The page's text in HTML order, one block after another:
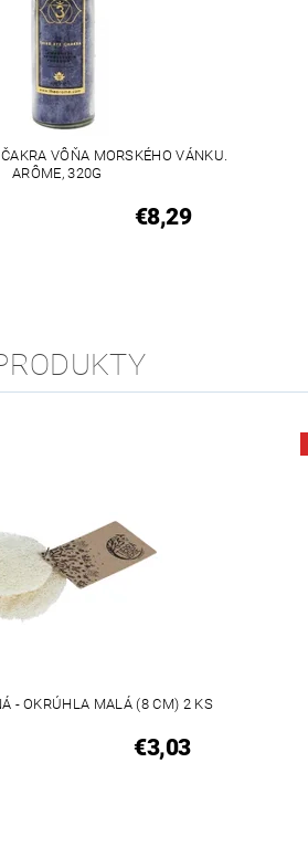
VÔŇA MORSKÉHO VÁNKU.
ARÔME, 320G
€8,29
- OKRÚHLA MALÁ (8 CM) 2 KS
€3,03